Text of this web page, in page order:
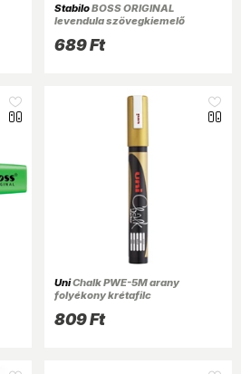
StabiloBOSS ORIGINAL
levendula szövegkiemelő
689 Ft
UniChalk PWE-5M arany
folyékony krétafilc
809 Ft